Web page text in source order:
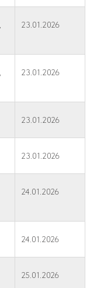
23.01.2026
23.01.2026
23.01.2026
23.01.2026
24.01.2026
24.01.2026
25.01.2026